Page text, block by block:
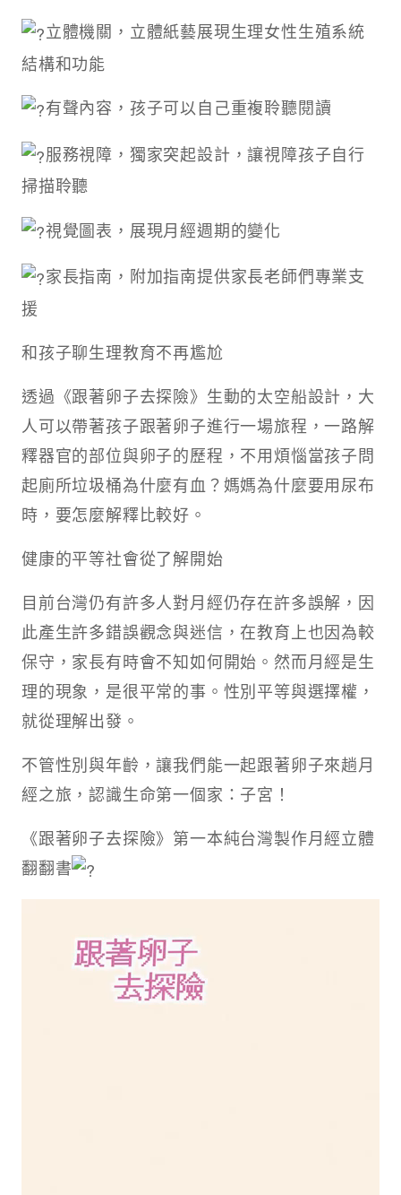
立體機關，立體紙藝展現生理女性生殖系統
結構和功能
有聲內容，孩子可以自己重複聆聽閱讀
服務視障，獨家突起設計，讓視障孩子自行
掃描聆聽
視覺圖表，展現月經週期的變化​
家長指南，附加指南提供家長老師們專業支
援
和孩子聊生理教育不再尷尬
透過《跟著卵子去探險》生動的太空船設計，大
人可以帶著孩子跟著卵子進行一場旅程，一路解
釋器官的部位與卵子的歷程，不用煩惱當孩子問
起廁所垃圾桶為什麼有血？媽媽為什麼要用尿布
時，要怎麼解釋比較好。
健康的平等社會從了解開始
目前台灣仍有許多人對月經仍存在許多誤解，因
此產生許多錯誤觀念與迷信，在教育上也因為較
保守，家長有時會不知如何開始。然而月經是生
理的現象，是很平常的事。性別平等與選擇權，
就從理解出發。
不管性別與年齡，讓我們能一起跟著卵子來趟月
經之旅，認識生命第一個家：子宮！
《跟著卵子去探險》第一本純台灣製作月經立體
翻翻書